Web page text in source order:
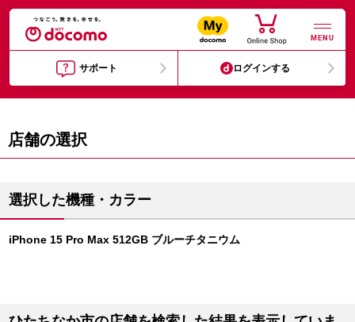
MENU
サポート ログインする
店舗の選択
選択した機種・カラー
iPhone 15 Pro Max 512GB ブルーチタニウム